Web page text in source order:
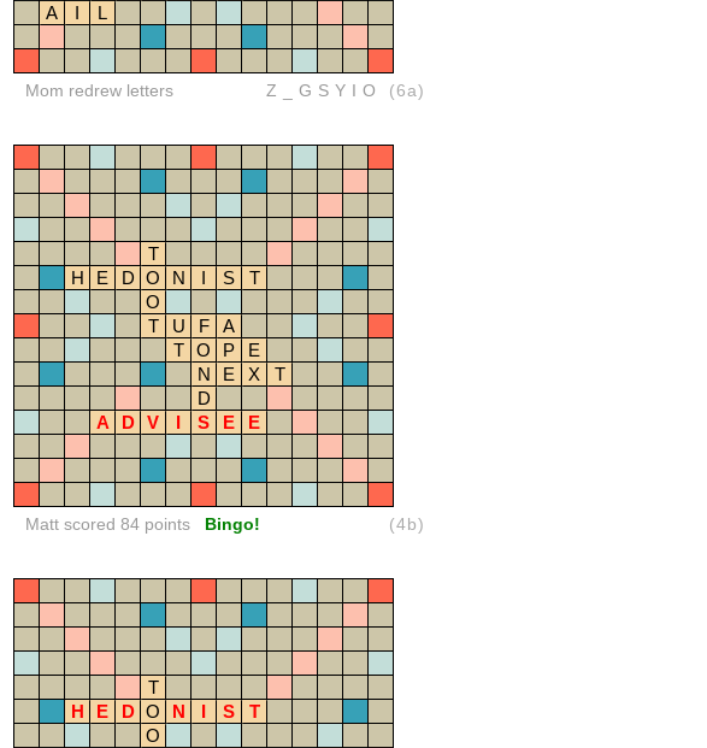
A
I L
Mom redrew letters Z_GSYIO (6a)
T
H
E D O N I S
T
O
T
U F
A
T
O P
E
N
E X
T
D
A
D V I S E E
Matt scored 84 points Bingo! (4b)
T
H
E D O N I S
T
O